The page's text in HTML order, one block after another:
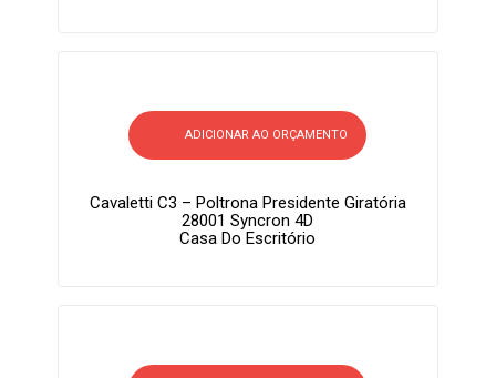
ADICIONAR AO ORÇAMENTO
Cavaletti C3 – Poltrona Presidente Giratória
28001 Syncron 4D
Casa Do Escritório